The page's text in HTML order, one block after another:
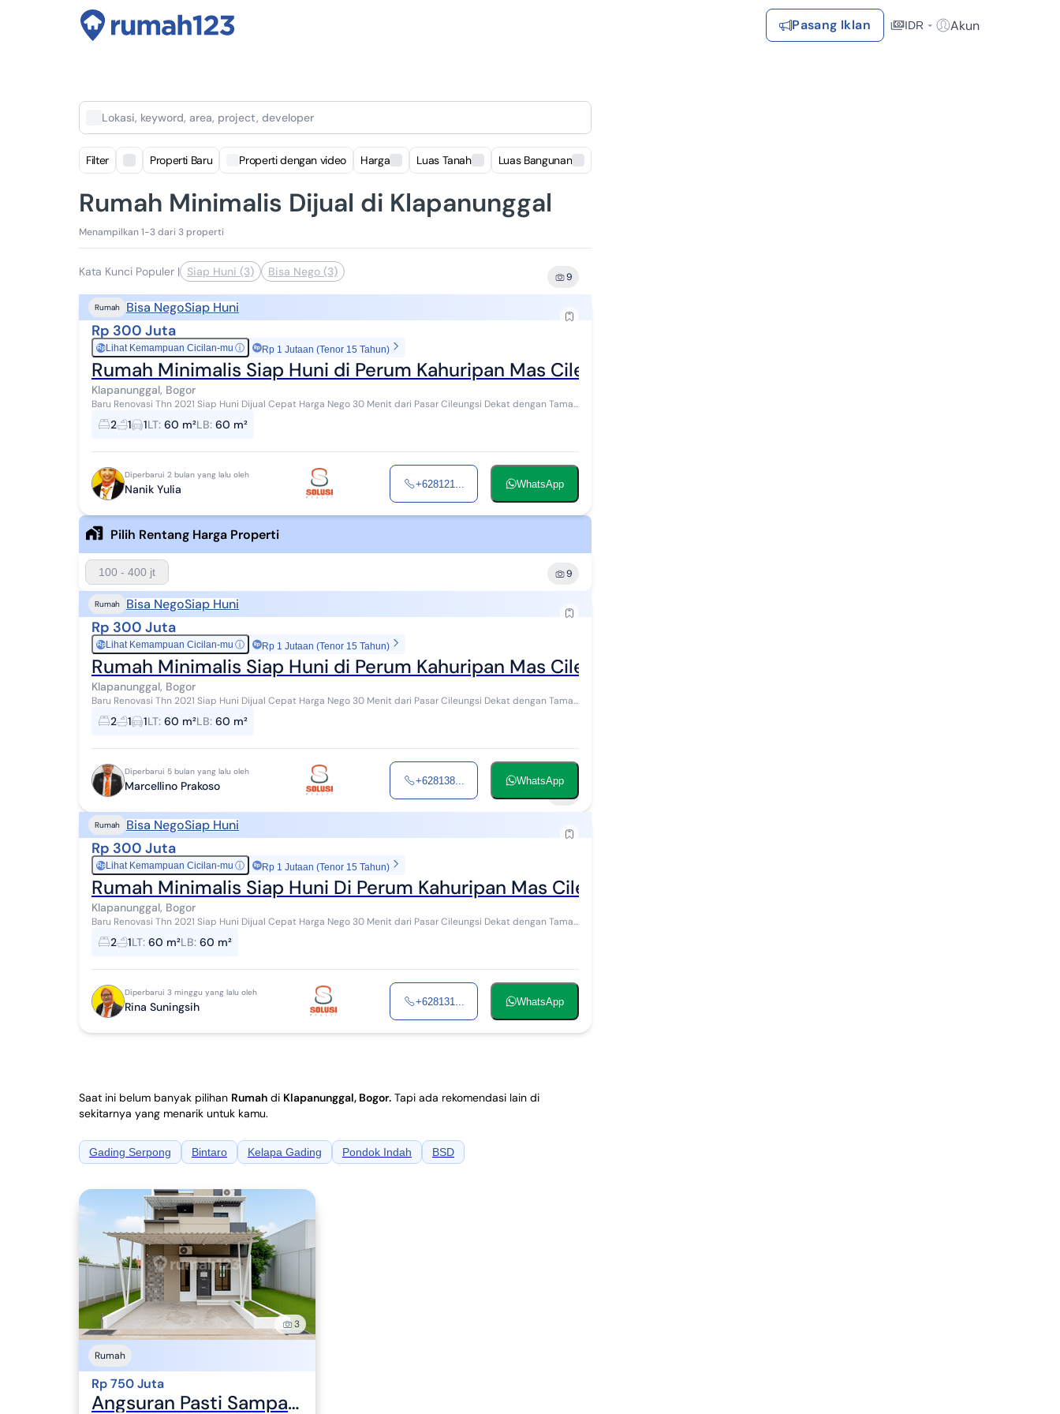
Pasang Iklan IDR Akun
Lokasi, keyword, area, project, developer
Filter Properti Baru Properti dengan video Harga Luas Tanah Luas Bangunan
Rumah Minimalis Dijual di Klapanunggal
Menampilkan 1-3 dari 3 properti
Kata Kunci Populer | Siap Huni (3) Bisa Nego (3) 9
Rumah Bisa NegoSiap Huni
Rp 300 Juta
RpLihat Kemampuan Cicilan-mu ⓘ Rp 1 Jutaan (Tenor 15 Tahun)
Rumah Minimalis Siap Huni di Perum Kahuripan Mas Cileungsi
Klapanunggal, Bogor
Baru Renovasi Thn 2021 Siap Huni Dijual Cepat Harga Nego 30 Menit dari Pasar Cileungsi Dekat dengan Taman
Buah Mekarsari
2 1 1LT: 60 m²LB: 60 m²
Diperbarui 2 bulan yang lalu oleh
Nanik Yulia +628121... WhatsApp
Pilih Rentang Harga Properti
100 - 400 jt 9
Rumah Bisa NegoSiap Huni
Rp 300 Juta
RpLihat Kemampuan Cicilan-mu ⓘ Rp 1 Jutaan (Tenor 15 Tahun)
Rumah Minimalis Siap Huni di Perum Kahuripan Mas Cileungsi (Ny)
Klapanunggal, Bogor
Baru Renovasi Thn 2021 Siap Huni Dijual Cepat Harga Nego 30 Menit dari Pasar Cileungsi Dekat dengan Taman
Buah Mekarsari
2 1 1LT: 60 m²LB: 60 m²
Diperbarui 5 bulan yang lalu oleh
Marcellino Prakoso +628138... WhatsApp
Rumah Bisa NegoSiap Huni
Rp 300 Juta
RpLihat Kemampuan Cicilan-mu ⓘ Rp 1 Jutaan (Tenor 15 Tahun)
Rumah Minimalis Siap Huni Di Perum Kahuripan Mas Cileungsi ( Ny )
Klapanunggal, Bogor
Baru Renovasi Thn 2021 Siap Huni Dijual Cepat Harga Nego 30 Menit dari Pasar Cileungsi Dekat dengan Taman
Buah Mekarsari
2 1LT: 60 m²LB: 60 m²
Diperbarui 3 minggu yang lalu oleh
Rina Suningsih +628131... WhatsApp
Saat ini belum banyak pilihan Rumah di Klapanunggal, Bogor. Tapi ada rekomendasi lain di
sekitarnya yang menarik untuk kamu.
Gading Serpong Bintaro Kelapa Gading Pondok Indah BSD
3
Rumah
Rp 750 Juta
Angsuran Pasti Sampai Lunas : DP Mulai 0, Unit Terbatas